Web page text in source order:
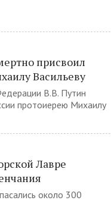
присвоил
Васильеву
В.В. Путин
протоиерею Михаилу
Лавре
около 300